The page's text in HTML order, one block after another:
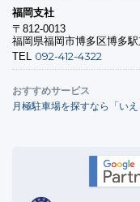
福岡支社
〒812-0013
福岡県福岡市博多区博多
TEL 092-412-4322
おすすめサービス
月極駐車場を探すなら「いえ